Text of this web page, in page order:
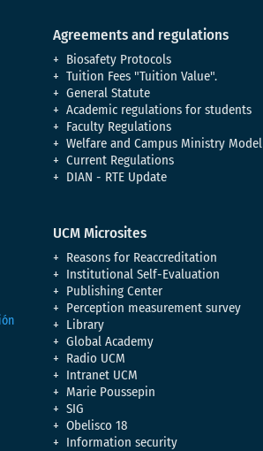
Agreements and regulations
Biosafety Protocols
Tuition Fees "Tuition Value".
General Statute
Academic regulations for students
Faculty Regulations
Welfare and Campus Ministry Model
Current Regulations
DIAN - RTE Update
UCM Microsites
Reasons for Reaccreditation
Institutional Self-Evaluation
Publishing Center
Perception measurement survey
Library
Global Academy
Radio UCM
Intranet UCM
Marie Poussepin
SIG
Obelisco 18
Information security